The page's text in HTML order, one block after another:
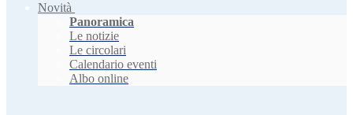
Novità
Panoramica
Le notizie
Le circolari
Calendario eventi
Albo online